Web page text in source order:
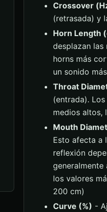
Crossover
(retrasada) y
Horn Length
desplazan las
horns más
un sonido
Throat
(entrada).
medios altos,
Mouth
Esto afecta a
reflexión
los valores
200 cm)
Curve (%) -